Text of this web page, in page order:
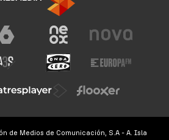
de Medios de Comunicación, S.A - A. Isla